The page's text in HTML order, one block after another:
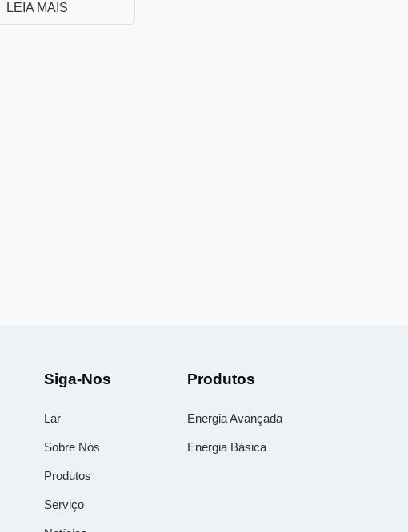
LEIA MAIS
Siga-Nos
Lar
Sobre Nós
Produtos
Serviço
Produtos
Energia Avançada
Energia Básica